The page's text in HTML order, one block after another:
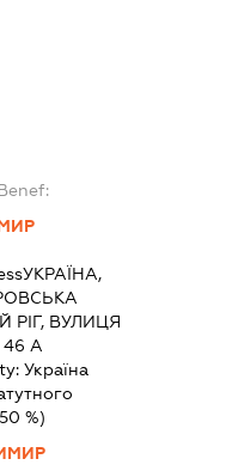
УКРАЇНА,
РІГ, ВУЛИЦЯ
А
Україна
%)